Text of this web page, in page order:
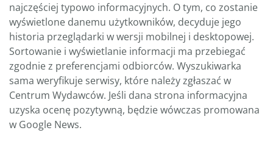
najczęściej typowo informacyjnych. O tym, co zostanie
wyświetlone danemu użytkowników, decyduje jego
historia przeglądarki w wersji mobilnej i desktopowej.
Sortowanie i wyświetlanie informacji ma przebiegać
zgodnie z preferencjami odbiorców. Wyszukiwarka
sama weryfikuje serwisy, które należy zgłaszać w
Centrum Wydawców. Jeśli dana strona informacyjna
uzyska ocenę pozytywną, będzie wówczas promowana
w Google News.